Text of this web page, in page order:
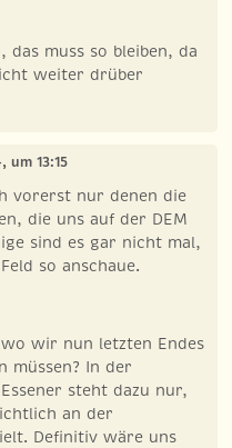
das muss so bleiben, da
weiter drüber
um 13:15
vorerst nur denen die
die uns auf der DEM
sind es gar nicht mal,
so anschaue.
wir nun letzten Endes
müssen? In der
steht dazu nur,
an der
Definitiv wäre uns